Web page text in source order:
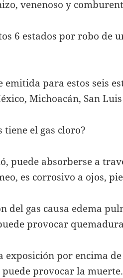
venenoso y
6 estados por robo de
emitida para estos seis
Michoacán, San
tiene el gas cloro?
puede absorberse a
es corrosivo a ojos,
del gas causa edema
provocar
exposición por encima
provocar la